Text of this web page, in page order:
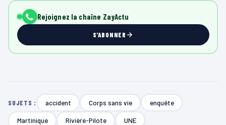
Rejoignez la chaîne ZayActu
S'ABONNER
SUJETS : accident Corps sans vie enquête
Martinique Rivière-Pilote UNE